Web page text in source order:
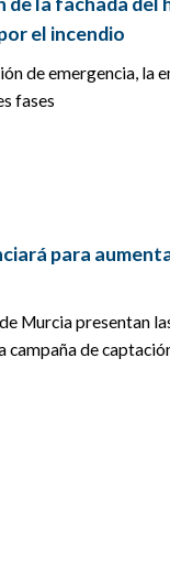
el incendio
de emergencia, la
fases
para
Murcia presentan
campaña de